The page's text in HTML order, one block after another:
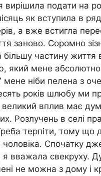
вирішила подати на
як вступила в
а вже встигла
заново. Соромно
частину життя
який мене абсолютно
мене ніби пелена з
років шлюбу ми
вплив має
Розлучень в селі
терпіти, тому що
Спочатку
я вважала свекруху.
не можна з дому і